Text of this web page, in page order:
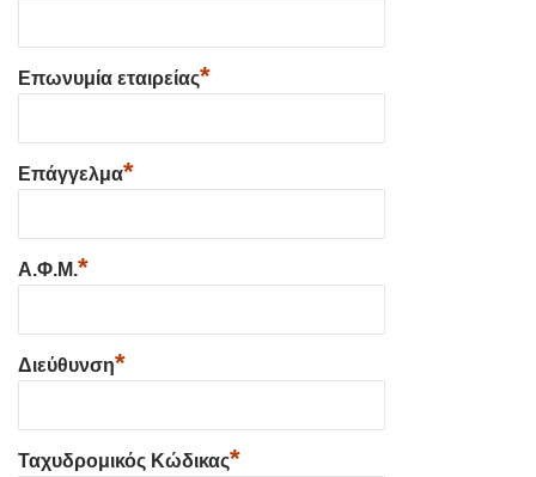
Επωνυμία εταιρείας*
Επάγγελμα*
Α.Φ.Μ.*
Διεύθυνση*
Ταχυδρομικός Κώδικας*